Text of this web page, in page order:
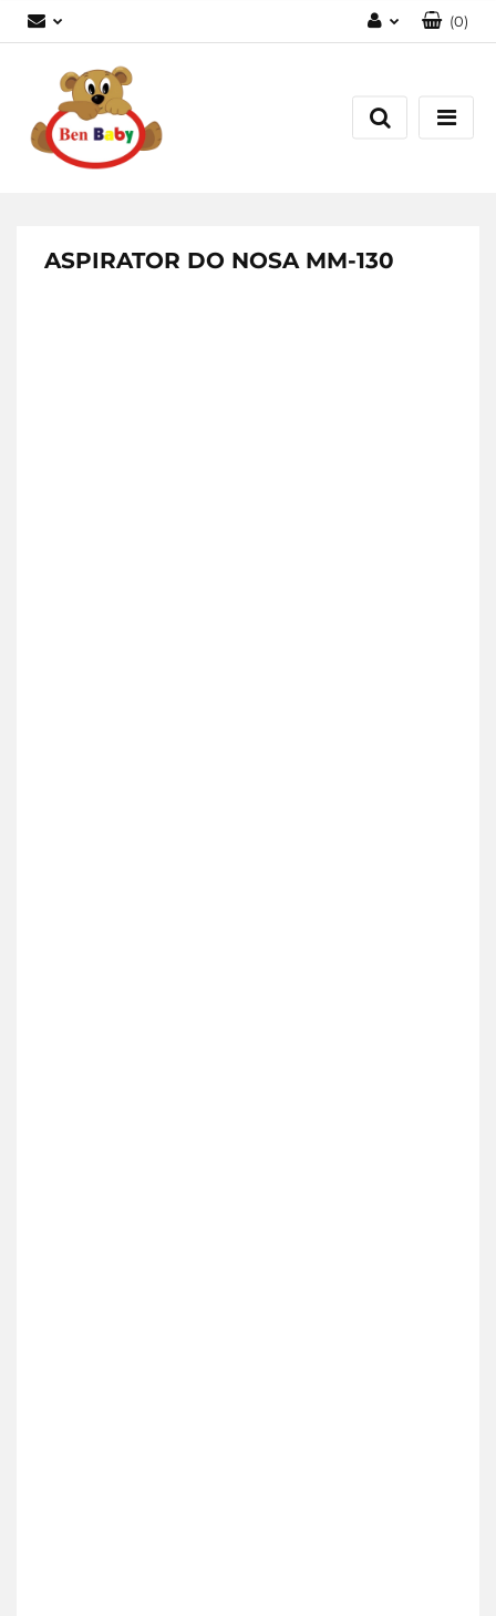
Zarejestruj się
Dodaj zgłoszenie
(0)
ASPIRATOR DO NOSA MM-130